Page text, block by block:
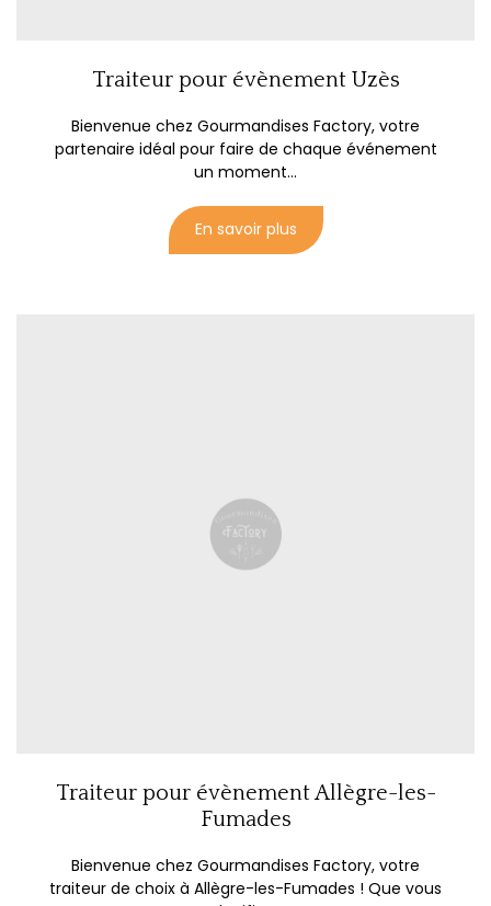
Traiteur pour évènement Uzès
Bienvenue chez Gourmandises Factory, votre
partenaire idéal pour faire de chaque événement
un moment...
En savoir plus
Traiteur pour évènement Allègre-les-
Fumades
Bienvenue chez Gourmandises Factory, votre
traiteur de choix à Allègre-les-Fumades ! Que vous